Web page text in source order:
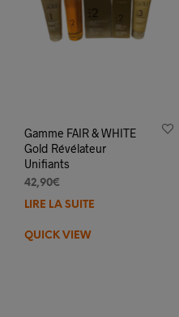
Gamme FAIR & WHITE
Gold Révélateur
Unifiants
42,90€
LIRE LA SUITE
QUICK VIEW